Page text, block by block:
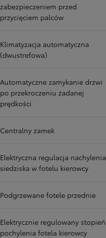
zabezpieczeniem przed
przycięciem palców
Klimatyzacja automatyczna
(dwustrefowa)
Automatyczne zamykanie drzwi
po przekroczeniu zadanej
prędkości
Centralny zamek
Elektryczna regulacja nachylenia
siedziska w fotelu kierowcy
Podgrzewane fotele przednie
Elektrycznie regulowany stopień
pochylenia fotela kierowcy